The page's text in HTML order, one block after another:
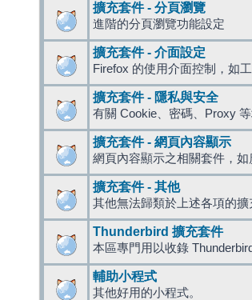
擴充套件 - 分頁瀏覽
進階的分頁瀏覽功能設定
擴充套件 - 介面設定
Firefox 的使用介面控制，如
擴充套件 - 隱私與安全
有關 Cookie、密碼、Proxy
擴充套件 - 網頁內容顯示
網頁內容顯示之相關套件，
擴充套件 - 其他
其他無法歸類於上述各項的擴
Thunderbird 擴充套件
本區專門用以收錄
輔助小程式
其他好用的小程式。